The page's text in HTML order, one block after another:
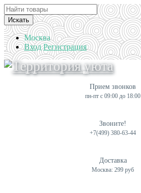
Искать
Москва
Вход Регистрация
Прием звонков
пн-пт с 09:00 до 18:00
Звоните!
+7(499) 380-63-44
Доставка
Москва: 299 руб